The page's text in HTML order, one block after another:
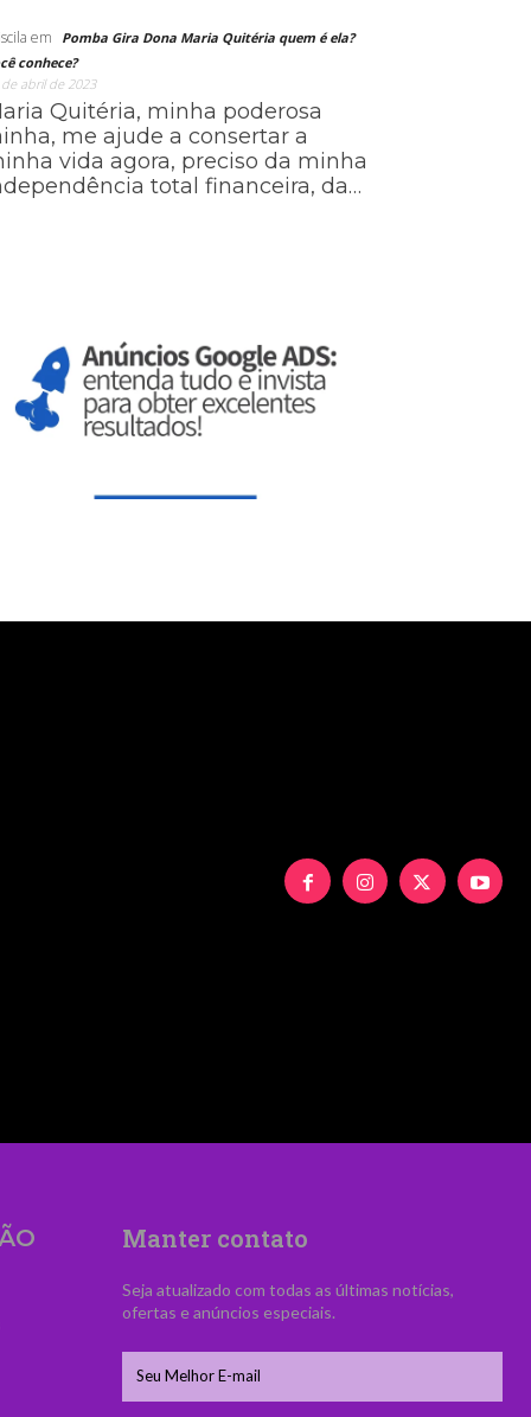
em
Pomba Gira Dona Maria Quitéria quem é ela?
conhece?
de abril de 2023
Quitéria, minha poderosa
me ajude a consertar a
vida agora, preciso da minha
total financeira, da…
Manter contato
Seja atualizado com todas as últimas notícias,
ofertas e anúncios especiais.